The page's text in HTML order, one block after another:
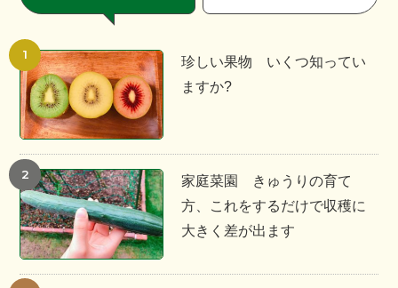
珍しい果物 いくつ知ってい
ますか?
家庭菜園 きゅうりの育て
方、これをするだけで収穫に
大きく差が出ます